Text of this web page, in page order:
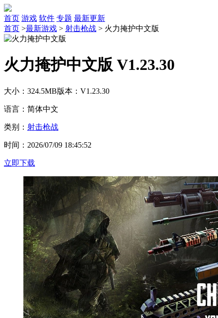
首页 游戏 软件 专题 最新更新
首页 >最新游戏 > 射击枪战 > 火力掩护中文版
火力掩护中文版 V1.23.30
大小：324.5MB版本：V1.23.30
语言：简体中文
类别： 射击枪战
时间：2026/07/09 18:45:52
立即下载